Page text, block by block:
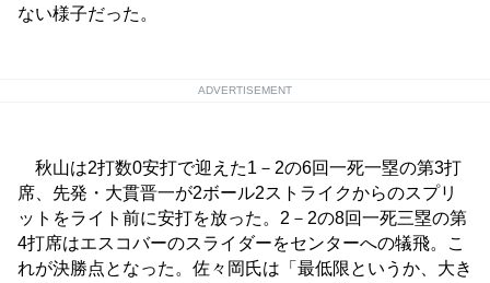
ない様子だった。
ADVERTISEMENT
秋山は2打数0安打で迎えた1－2の6回一死一塁の第3打
席、先発・大貫晋一が2ボール2ストライクからのスプリ
ットをライト前に安打を放った。2－2の8回一死三塁の第
4打席はエスコバーのスライダーをセンターへの犠飛。こ
れが決勝点となった。佐々岡氏は「最低限というか、大き